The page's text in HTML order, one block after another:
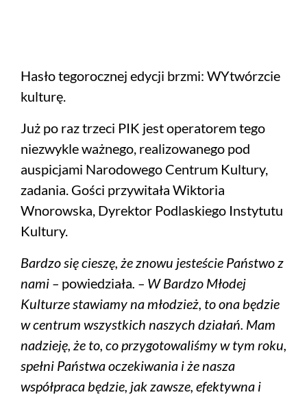
Hasło tegorocznej edycji brzmi: WYtwórzcie
kulturę.
Już po raz trzeci PIK jest operatorem tego
niezwykle ważnego, realizowanego pod
auspicjami Narodowego Centrum Kultury,
zadania. Gości przywitała Wiktoria
Wnorowska, Dyrektor Podlaskiego Instytutu
Kultury.
Bardzo się cieszę, że znowu jesteście Państwo z
nami – powiedziała. – W Bardzo Młodej
Kulturze stawiamy na młodzież, to ona będzie
w centrum wszystkich naszych działań. Mam
nadzieję, że to, co przygotowaliśmy w tym roku,
spełni Państwa oczekiwania i że nasza
współpraca będzie, jak zawsze, efektywna i